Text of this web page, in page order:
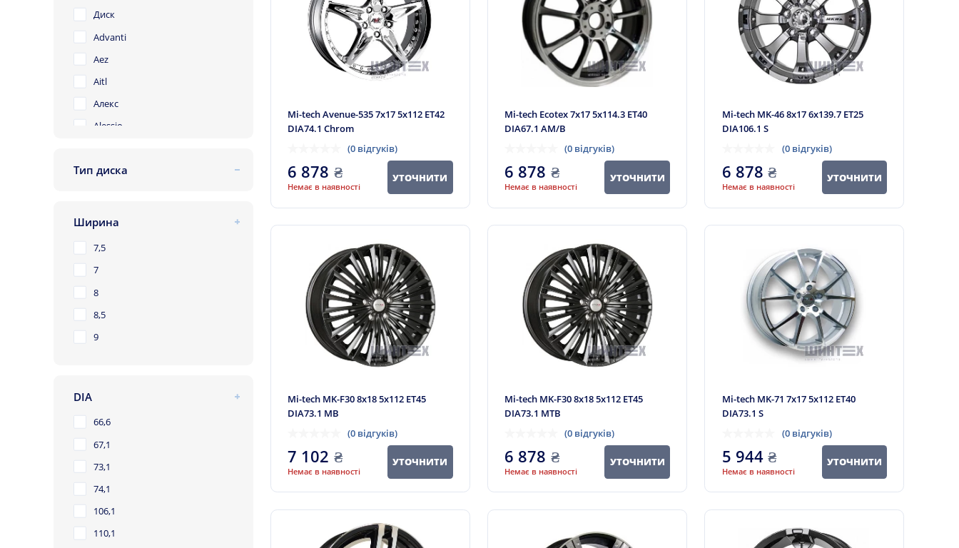
Диск
Advanti
Aez
Aitl
Алекс
Alessio
Allante
Тип диска
Ширина
7,5
7
8
8,5
9
DIA
66,6
67,1
73,1
74,1
106,1
110,1
Mi-tech Avenue-535 7x17 5x112 ET42
DIA74.1 Chrom
(0 відгуків)
6 878 ₴
Немає в наявності
УТОЧНИТИ
Mi-tech Ecotex 7x17 5x114.3 ET40
DIA67.1 AM/B
(0 відгуків)
6 878 ₴
Немає в наявності
УТОЧНИТИ
Mi-tech MK-46 8x17 6x139.7 ET25
DIA106.1 S
(0 відгуків)
6 878 ₴
Немає в наявності
УТОЧНИТИ
Mi-tech MK-F30 8x18 5x112 ET45
DIA73.1 MB
(0 відгуків)
7 102 ₴
Немає в наявності
УТОЧНИТИ
Mi-tech MK-F30 8x18 5x112 ET45
DIA73.1 MTB
(0 відгуків)
6 878 ₴
Немає в наявності
УТОЧНИТИ
Mi-tech MK-71 7x17 5x112 ET40
DIA73.1 S
(0 відгуків)
5 944 ₴
Немає в наявності
УТОЧНИТИ